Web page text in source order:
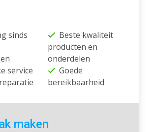
sinds
service
Beste kwaliteit
producten en
onderdelen
Goede
bereikbaarheid
maken